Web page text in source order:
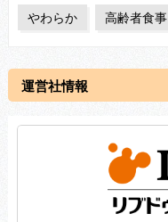
やわらか 高齢者食事
運営社情報